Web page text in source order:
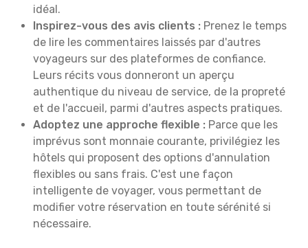
idéal.
Inspirez-vous des avis clients : Prenez le temps
de lire les commentaires laissés par d'autres
voyageurs sur des plateformes de confiance.
Leurs récits vous donneront un aperçu
authentique du niveau de service, de la propreté
et de l'accueil, parmi d'autres aspects pratiques.
Adoptez une approche flexible : Parce que les
imprévus sont monnaie courante, privilégiez les
hôtels qui proposent des options d'annulation
flexibles ou sans frais. C'est une façon
intelligente de voyager, vous permettant de
modifier votre réservation en toute sérénité si
nécessaire.